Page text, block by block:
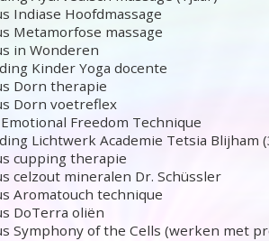
Testimonials
Links
AVG
Indiase Hoofdmassage
Metamorfose massage
in Wonderen
Kinder Yoga docente
Dorn therapie
Dorn voetreflex
Emotional Freedom Technique
Lichtwerk Academie Tetsia Blijham
cupping therapie
celzout mineralen Dr. Schüssler
Aromatouch technique
DoTerra oliën
Symphony of the Cells (werken met